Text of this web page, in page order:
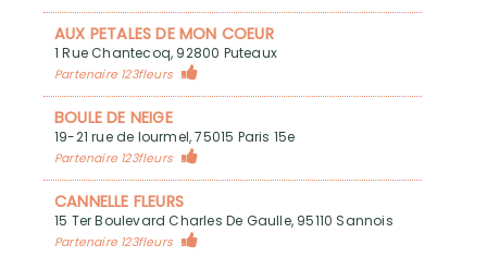
AUX PETALES DE MON COEUR
1 Rue Chantecoq, 92800 Puteaux
Partenaire 123fleurs
BOULE DE NEIGE
19-21 rue de lourmel, 75015 Paris 15e
Partenaire 123fleurs
CANNELLE FLEURS
15 Ter Boulevard Charles De Gaulle, 95110 Sannois
Partenaire 123fleurs